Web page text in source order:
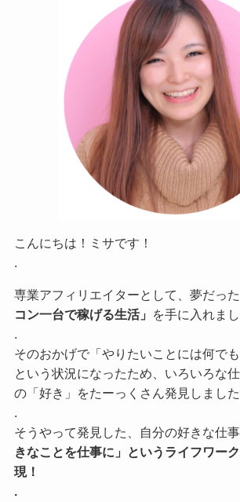
こんにちは！ミサです！
.
専業アフィリエイターとして、夢だっ
コン一台で稼げる生活」
を手に入れま
.
そのおかげで「やりたいことには何でも
という状況になったため、いろいろな
の「好き」をたーっくさん発見しまし
.
そうやって発見した、自分の好きな仕
きなことを仕事に」というライフワー
現！
.